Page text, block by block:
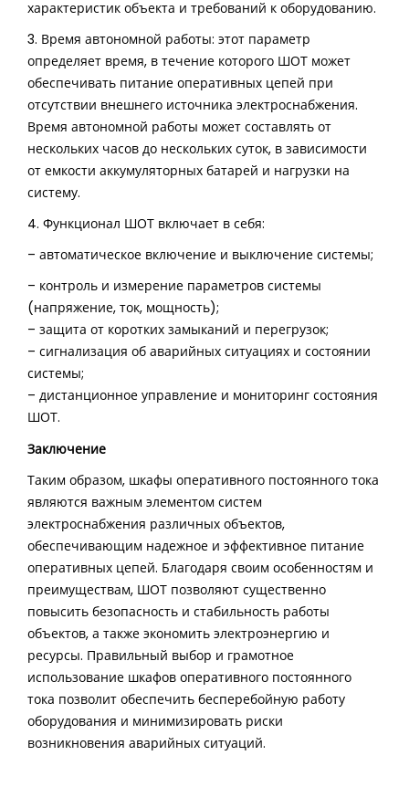
характеристик объекта и требований к оборудованию.
3. Время автономной работы: этот параметр
определяет время, в течение которого ШОТ может
обеспечивать питание оперативных цепей при
отсутствии внешнего источника электроснабжения.
Время автономной работы может составлять от
нескольких часов до нескольких суток, в зависимости
от емкости аккумуляторных батарей и нагрузки на
систему.
4. Функционал ШОТ включает в себя:
– автоматическое включение и выключение системы;
– контроль и измерение параметров системы
(напряжение, ток, мощность);
– защита от коротких замыканий и перегрузок;
– сигнализация об аварийных ситуациях и состоянии
системы;
– дистанционное управление и мониторинг состояния
ШОТ.
Заключение
Таким образом, шкафы оперативного постоянного тока
являются важным элементом систем
электроснабжения различных объектов,
обеспечивающим надежное и эффективное питание
оперативных цепей. Благодаря своим особенностям и
преимуществам, ШОТ позволяют существенно
повысить безопасность и стабильность работы
объектов, а также экономить электроэнергию и
ресурсы. Правильный выбор и грамотное
использование шкафов оперативного постоянного
тока позволит обеспечить бесперебойную работу
оборудования и минимизировать риски
возникновения аварийных ситуаций.